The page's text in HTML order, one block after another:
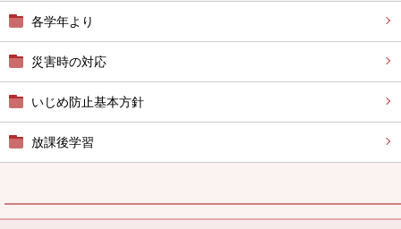
各学年より
災害時の対応
いじめ防止基本方針
放課後学習